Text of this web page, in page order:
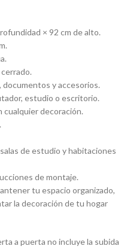
× 92 cm de alto.
y accesorios.
estudio o escritorio.
cualquier decoración.
de estudio y habitaciones
de montaje.
tu espacio organizado,
la decoración de tu hogar
a puerta no incluye la subida